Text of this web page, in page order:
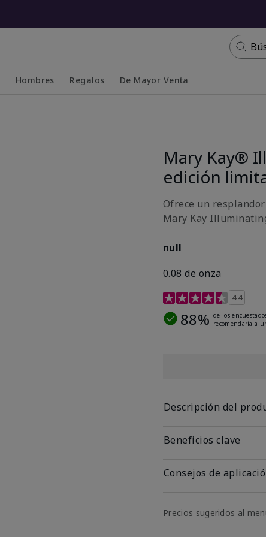
Hombres Regalos De Mayor Venta
Mary Kay®
edición
Ofrece un
Mary Kay
null
0.08 de onza
Calificación de clientes
4.4
88% de los
recomendaría a
Descripción del
Beneficios clave
Consejos de
Precios sugeridos al